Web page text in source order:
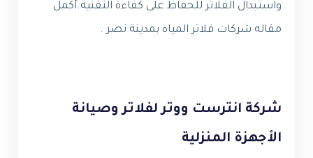
واستبدال الفلاتر للحفاظ على كفاءة التقنية.أكمل
مقاله شركات فلاتر المياه بمدينة نصر .
شركة انترست ووتر لفلاتر وصيانة
الأجهزة المنزلية